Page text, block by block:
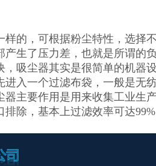
的，可根据粉尘特性，选择
生了压力差，也就是所谓的
吸尘器其实是很简单的机器
入一个过滤布袋，一般是无
主要作用是用来收集工业生
除，基本上过滤效率可达99%